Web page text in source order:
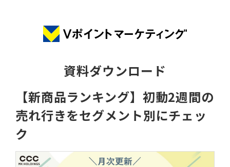
資料ダウンロード
【新商品ランキング】初動2週間の
売れ行きをセグメント別にチェッ
ク